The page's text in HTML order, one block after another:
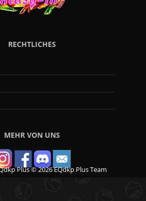
RECHTLICHES
MEHR VON UNS
Plus© 2026 EQdkp Plus Team